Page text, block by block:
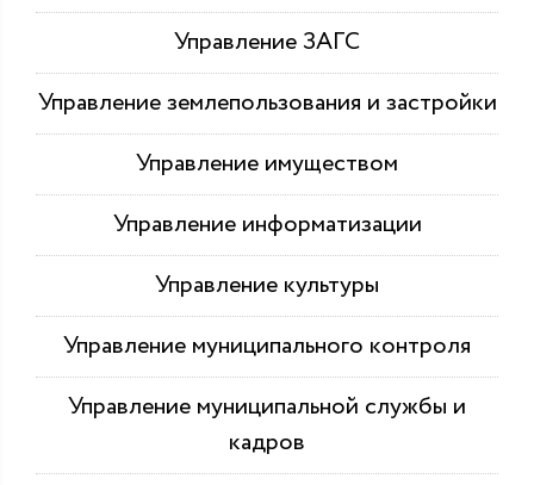
Управление ЗАГС
Управление землепользования и застройки
Управление имуществом
Управление информатизации
Управление культуры
Управление муниципального контроля
Управление муниципальной службы и
кадров